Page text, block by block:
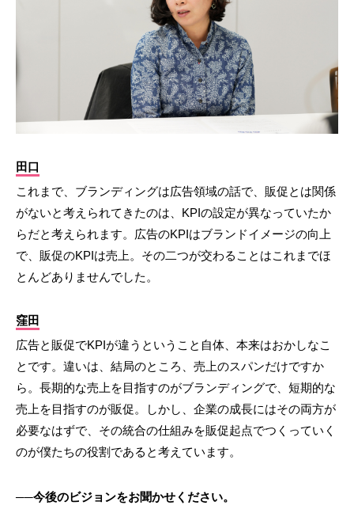
田口
これまで、ブランディングは広告領域の話で、販促とは関係
がないと考えられてきたのは、KPIの設定が異なっていたか
らだと考えられます。広告のKPIはブランドイメージの向上
で、販促のKPIは売上。その二つが交わることはこれまでほ
とんどありませんでした。
窪田
広告と販促でKPIが違うということ自体、本来はおかしなこ
とです。違いは、結局のところ、売上のスパンだけですか
ら。長期的な売上を目指すのがブランディングで、短期的な
売上を目指すのが販促。しかし、企業の成長にはその両方が
必要なはずで、その統合の仕組みを販促起点でつくっていく
のが僕たちの役割であると考えています。
──今後のビジョンをお聞かせください。